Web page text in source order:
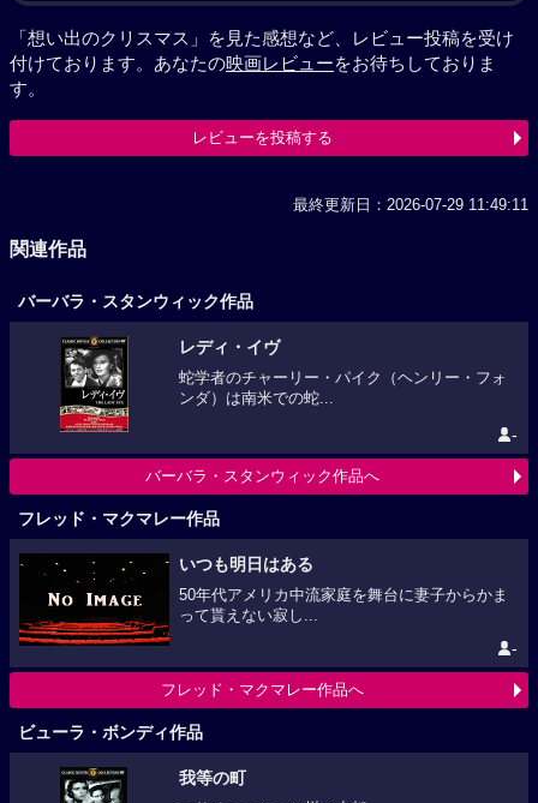
「想い出のクリスマス」を見た感想など、レビュー投稿を受け
付けております。あなたの映画レビューをお待ちしておりま
す。
レビューを投稿する
最終更新日：2026-07-29 11:49:11
関連作品
バーバラ・スタンウィック作品
レディ・イヴ
蛇学者のチャーリー・パイク（ヘンリー・フォ
ンダ）は南米での蛇...
-
バーバラ・スタンウィック作品へ
フレッド・マクマレー作品
いつも明日はある
50年代アメリカ中流家庭を舞台に妻子からかま
って貰えない寂し...
-
フレッド・マクマレー作品へ
ビューラ・ボンディ作品
我等の町